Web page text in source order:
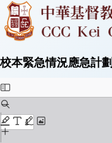
校本緊急情況應急計劃